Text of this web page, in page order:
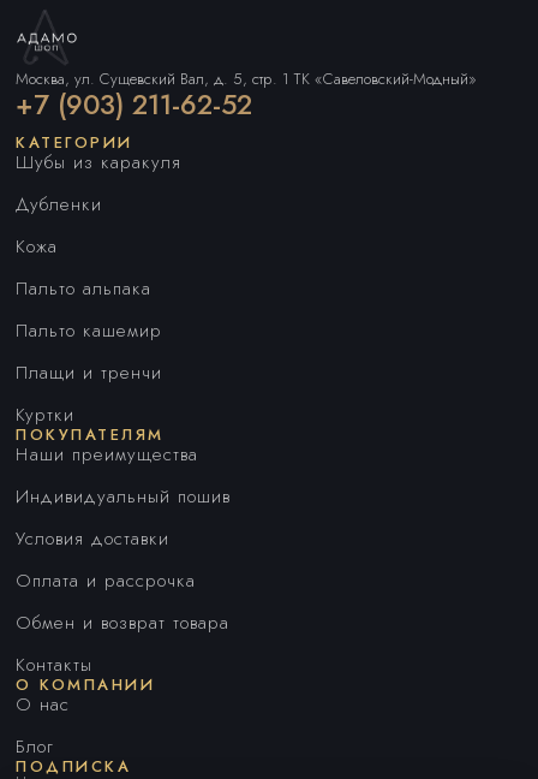
Москва, ул. Сущевский Вал, д. 5, стр. 1 ТК «Савеловский-Модный»
+7 (903) 211-62-52
КАТЕГОРИИ
Шубы из каракуля
Дубленки
Кожа
Пальто альпака
Пальто кашемир
Плащи и тренчи
Куртки
ПОКУПАТЕЛЯМ
Наши преимущества
Индивидуальный пошив
Условия доставки
Оплата и рассрочка
Обмен и возврат товара
Контакты
О КОМПАНИИ
О нас
Блог
ПОДПИСКА